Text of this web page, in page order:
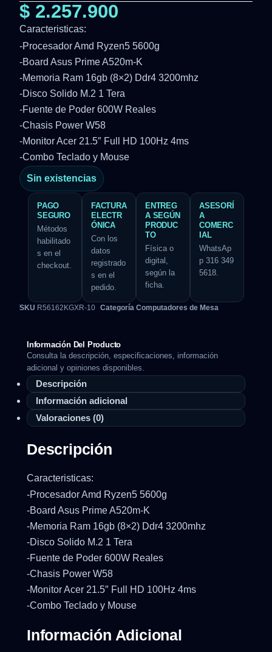
$ 2.257.900
Caracteristicas:
-Procesador Amd Ryzen5 5600g
-Board Asus Prime A520m-K
-Memoria Ram 16gb (8×2) Ddr4 3200mhz
-Disco Solido M.2 1 Tera
-Fuente de Poder 600W Reales
-Chasis Power W58
-Monitor Acer 21.5″ Full HD 100Hz 4ms
-Combo Teclado y Mouse
Sin existencias
PAGO
SEGURO
Métodos
habilitado
s en el
checkout.
FACTURA
ELECTR
ÓNICA
Con los
datos
registrado
s en el
pedido.
ENTREG
A SEGÚN
PRODUC
TO
Física o
digital,
según la
ficha.
ASESORÍ
A
COMERC
IAL
WhatsAp
p 316 349
5618.
SKU R56162KGXR-10 Categoría Computadores de Mesa
Información Del Producto
Consulta la descripción, especificaciones, información
adicional y opiniones disponibles.
Descripción
Información adicional
Valoraciones (0)
Descripción
Caracteristicas:
-Procesador Amd Ryzen5 5600g
-Board Asus Prime A520m-K
-Memoria Ram 16gb (8×2) Ddr4 3200mhz
-Disco Solido M.2 1 Tera
-Fuente de Poder 600W Reales
-Chasis Power W58
-Monitor Acer 21.5″ Full HD 100Hz 4ms
-Combo Teclado y Mouse
Información Adicional